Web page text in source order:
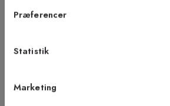
Præferencer
Statistik
Marketing
Samtykke til Kilands vilkår
modtage nyhedsbreve fra Kilands